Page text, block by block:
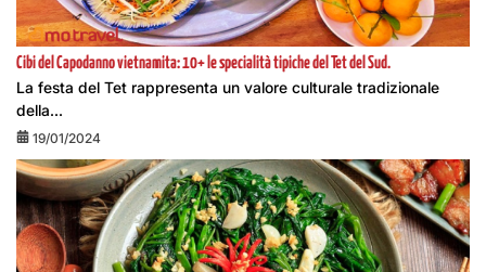
Cibi del Capodanno vietnamita: 10+ le specialità tipiche del Tet del Sud.
La festa del Tet rappresenta un valore culturale tradizionale
della...
19/01/2024